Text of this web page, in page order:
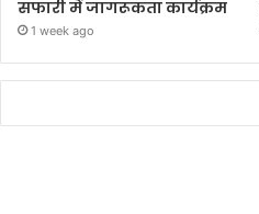
सफारी में जागरूकता कार्यक्रम
1 week ago